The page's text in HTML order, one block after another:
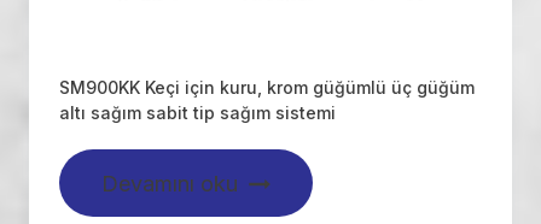
SM900KK Keçi için kuru, krom güğümlü üç güğüm
altı sağım sabit tip sağım sistemi
Devamını oku